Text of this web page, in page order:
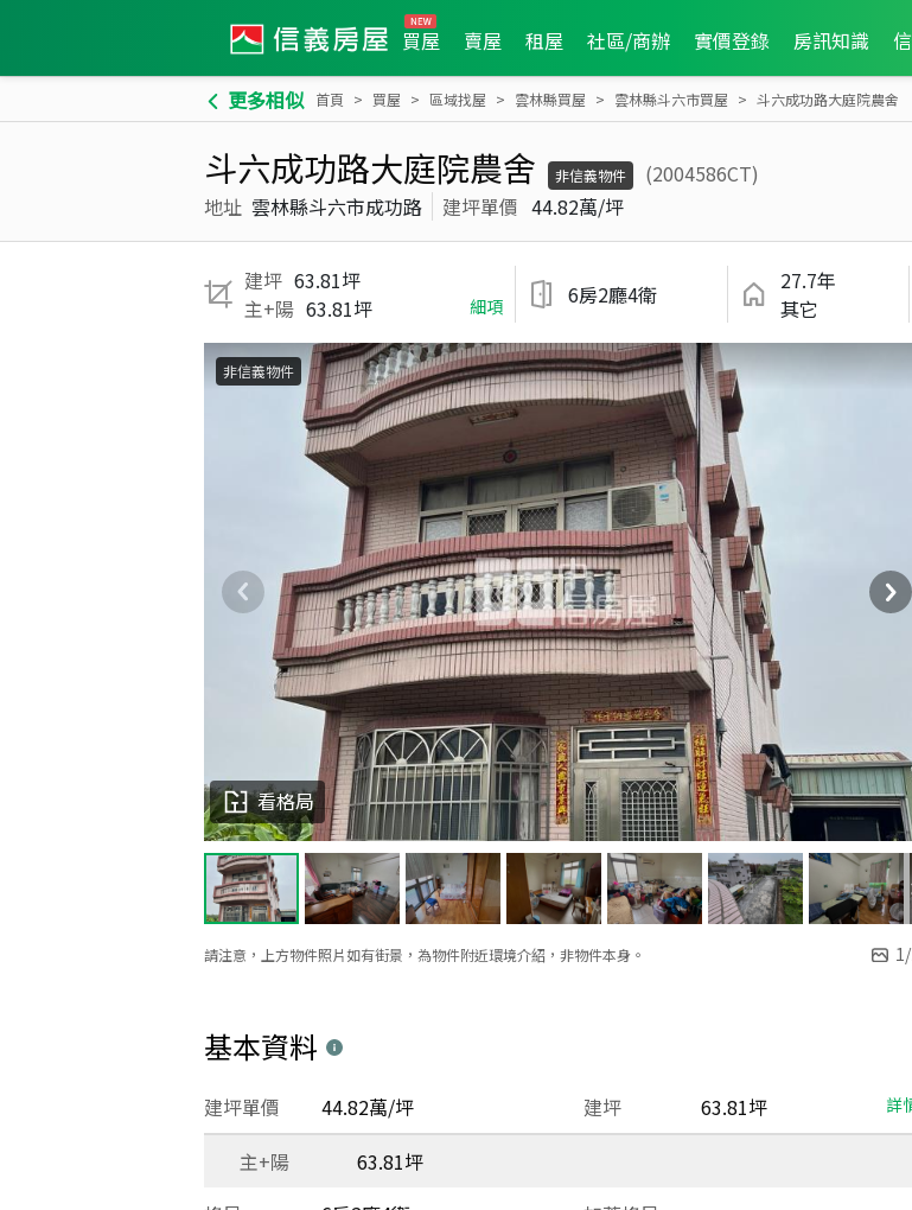
買屋 賣屋 租屋 社區/商辦 實價登錄 房訊知識
更多相似 首頁 買屋 區域找屋 雲林縣買屋 雲林縣斗六市買屋 斗六成功路大庭院農舍
斗六成功路大庭院農舍 非信義物件
(2004586CT)
地址 雲林縣斗六市成功路 建坪單價 44.82萬/坪
建坪 63.81坪
主+陽 63.81坪 細項 6房2廳4衛
27.7年
其它
請注意，上方物件照片如有街景，為物件附近環境介紹，非物件本身。 1/
看格局
非信義物件
基本資料
建坪 63.81坪 詳
建坪單價 44.82萬/坪
主+陽
63.81坪